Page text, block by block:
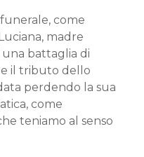
come
madre
una battaglia di
il tributo dello
perdendo la sua
come
teniamo al senso